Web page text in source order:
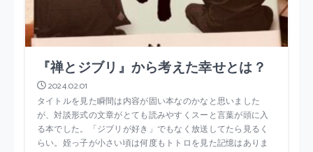
『禅とジブリ』から考えた幸せとは？
2024.02.01
タイトルを見た瞬間は内容が固い本なのかなと思いました
が、対談形式の文章がとても読みやすくスーと言葉が頭に入
る本でした。「ジブリが好き」でもなく放送してたら見るく
らい。姪っ子が小さい頃は何度もトトロを見た記憶はありま